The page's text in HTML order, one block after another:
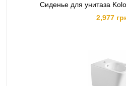
Сиденье для унитаза
2,977